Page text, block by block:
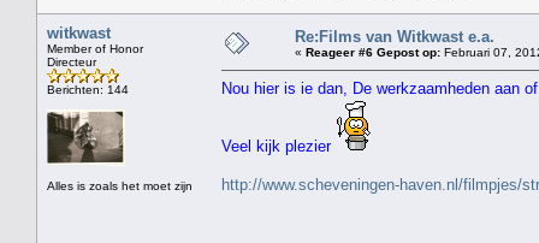
witkwast
Member of Honor
Directeur
Berichten: 144
Alles is zoals het moet zijn
Re:Films van Witkwast e.a.
« Reageer #6 Gepost op: Februari 07,
Nou hier is ie dan, De werkzaamheden aan
Veel kijk plezier
http://www.scheveningen-haven.nl/filmpjes/